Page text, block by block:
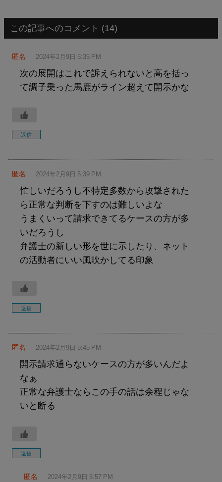
この記事へのコメント (14)
匿名 2024年2月9日 5:35 PM
次の展開はこれで訴えられないと高を括っ
て調子乗った馬鹿がライン超えて開示かな
返信
匿名 2024年2月9日 5:39 PM
忙しいだろうし不特定多数から攻撃された
ら正常な判断を下すのは難しいよな
うまくいって請求できてるケースの方が多
いだろうし
弁護士の新しい形を世に示したり、ネット
の活動者にいい風吹かしてる印象
返信
匿名 2024年2月9日 5:45 PM
開示請求通らないケースの方が多いんだよ
なぁ
正常な弁護士ならこの手の話は余程じゃな
いと断る
返信
匿名 2024年2月9日 5:57 PM